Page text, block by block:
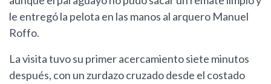
le entregó la pelota en las manos al arquero Manuel
Roffo.
La visita tuvo su primer acercamiento siete minutos
después, con un zurdazo cruzado desde el costado